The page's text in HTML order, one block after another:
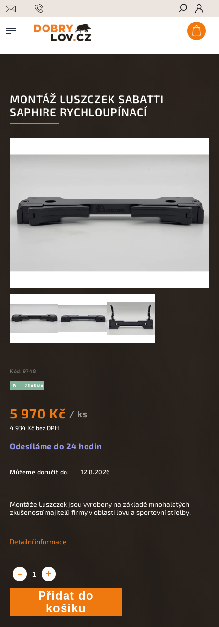
Hledat
MONTÁŽ LUSZCZEK SABATTI
SAPHIRE RYCHLOUPÍNACÍ
Kód: 9748
5 970 Kč / ks
4 934 Kč bez DPH
Odesíláme do 24 hodin
Můžeme doručit do: 12.8.2026
Přidat do
košíku
Montáže Luszczek jsou vyrobeny na základě mnohaletých
zkušeností majitelů firmy v oblasti lovu a sportovní střelby.
Detailní informace